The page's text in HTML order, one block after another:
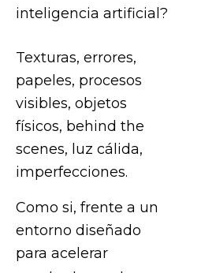
inteligencia artificial?
Texturas, errores,
papeles, procesos
visibles, objetos
físicos, behind the
scenes, luz cálida,
imperfecciones.
Como si, frente a un
entorno diseñado
para acelerar